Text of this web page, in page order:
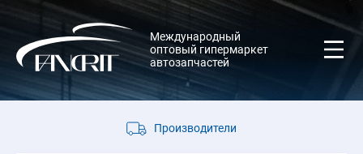
Международный
оптовый гипермаркет
автозапчастей
Производители